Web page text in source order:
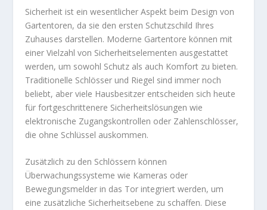
Sicherheit ist ein wesentlicher Aspekt beim Design von
Gartentoren, da sie den ersten Schutzschild Ihres
Zuhauses darstellen. Moderne Gartentore können mit
einer Vielzahl von Sicherheitselementen ausgestattet
werden, um sowohl Schutz als auch Komfort zu bieten.
Traditionelle Schlösser und Riegel sind immer noch
beliebt, aber viele Hausbesitzer entscheiden sich heute
für fortgeschrittenere Sicherheitslösungen wie
elektronische Zugangskontrollen oder Zahlenschlösser,
die ohne Schlüssel auskommen.
Zusätzlich zu den Schlössern können
Überwachungssysteme wie Kameras oder
Bewegungsmelder in das Tor integriert werden, um
eine zusätzliche Sicherheitsebene zu schaffen. Diese